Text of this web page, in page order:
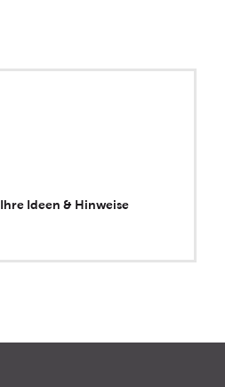
Ihre Ideen & Hinweise